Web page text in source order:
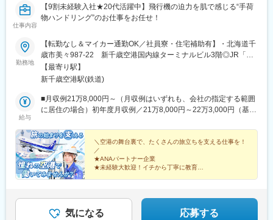
仕事内容
【9割未経験入社★20代活躍中】飛行機の迫力を肌で感じる“手荷
物ハンドリング”のお仕事をお任せ！
勤務地
【転勤なし＆マイカー通勤OK／社員寮・住宅補助有】・北海道千
歳市美々987-22 新千歳空港国内線ターミナルビル3階◎JR「新
千歳空港駅」から徒歩3分◎U・Iターン歓迎◎受動喫煙対策：屋内
原則禁煙…＼よくある質問にお答えします！／Q.本当に未経験で
未経験からスタートしています。「飛行機が好き」「空港で働い
てみたい」という理由でOK◎Q.「手荷物ハンドリング」ってどん
込む仕事です。飛行機を定刻通りに送り出すために、仲間と協力
して一つの業務に向き合う――そんなやりがいを実感できます！
Q.この仕事のポイントは？A.飛行機の間近で作業するため、普段
では感じられない大きさや迫力に圧倒！離陸する飛行機を見送る
ワクワク感も味わえます♪
【最寄り駅】
新千歳空港駅(鉄道)
給与
■月収例21万8,000円～（月収例はいずれも、会社の指定する範囲
に居住の場合）初年度月収例／21万8,000円～22万3,000円（基本
当全額支給＋賞与※経験・能力を考慮の上、当社規定により優遇し
ます。
＼空港の舞台裏で、たくさんの旅立ちを支える仕事を！
／
★ANAパートナー企業
★未経験大歓迎！イチから丁寧に教育
気になる 応募する